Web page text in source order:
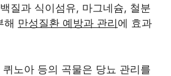
질과 식이섬유, 마그네슘, 철분
해 만성질환 예방과 관리 에 효과
노아 등의 곡물은 당뇨 관리를